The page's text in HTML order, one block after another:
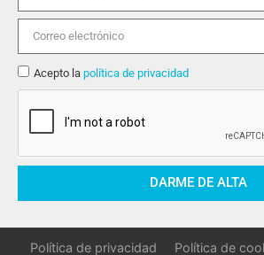
Acepto la política de privacidad
DARME DE ALTA
Política de privacidad Política de